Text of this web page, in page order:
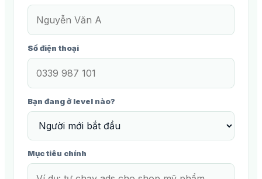
Số điện thoại
Bạn đang ở level nào?
Mục tiêu chính